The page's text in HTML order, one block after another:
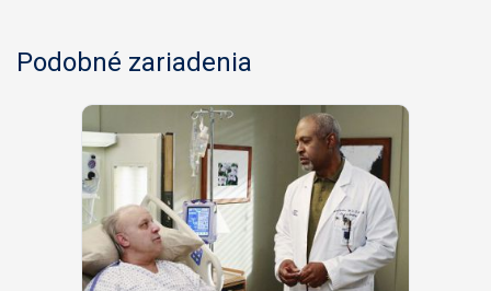
Podobné zariadenia